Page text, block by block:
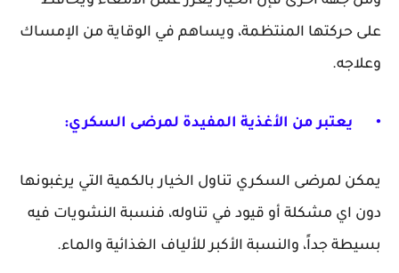
على حركتها المنتظمة، ويساهم في الوقاية من الإمساك
وعلاجه.
• يعتبر من الأغذية المفيدة لمرضى السكري:
يمكن لمرضى السكري تناول الخيار بالكمية التي يرغبونها
دون اي مشكلة أو قيود في تناوله، فنسبة النشويات فيه
بسيطة جداً، والنسبة الأكبر للألياف الغذائية والماء.